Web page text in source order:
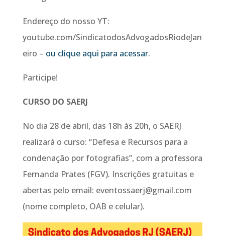
Endereço do nosso YT:
youtube.com/SindicatodosAdvogadosRiodeJan
eiro – ou clique aqui para acessar.
Participe!
CURSO DO SAERJ
No dia 28 de abril, das 18h às 20h, o SAERJ
realizará o curso: “Defesa e Recursos para a
condenação por fotografias”, com a professora
Fernanda Prates (FGV). Inscrições gratuitas e
abertas pelo email: eventossaerj@gmail.com
(nome completo, OAB e celular).